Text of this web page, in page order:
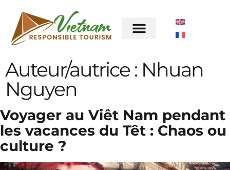
Auteur/autrice : Nhuan
Nguyen
Voyager au Viêt Nam pendant
les vacances du Têt : Chaos ou
culture ?